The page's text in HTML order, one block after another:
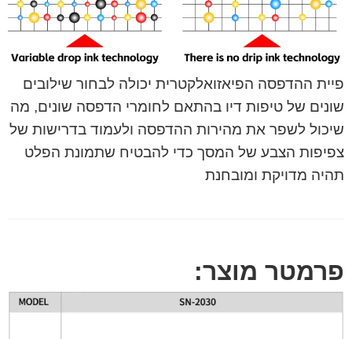
פיית ההדפסה הפיאזואלקטרית יכולה לבחור שילובים
שונים של טיפות דיו בהתאם לחומרי הדפסה שונים, מה
שיכול לשפר את מהירות ההדפסה ולעמוד בדרישות של
צפיפות הצבע של המסך כדי להבטיח שתמונת הפלט
תהיה מדויקת ומובחנת
פרמטר מוצר: